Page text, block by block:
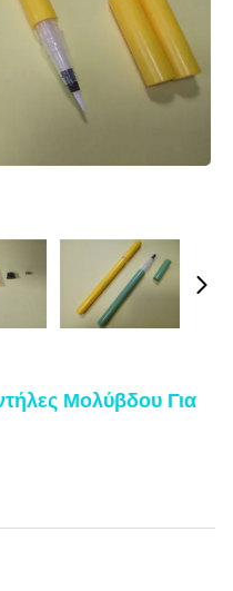
Μολύβδου Για